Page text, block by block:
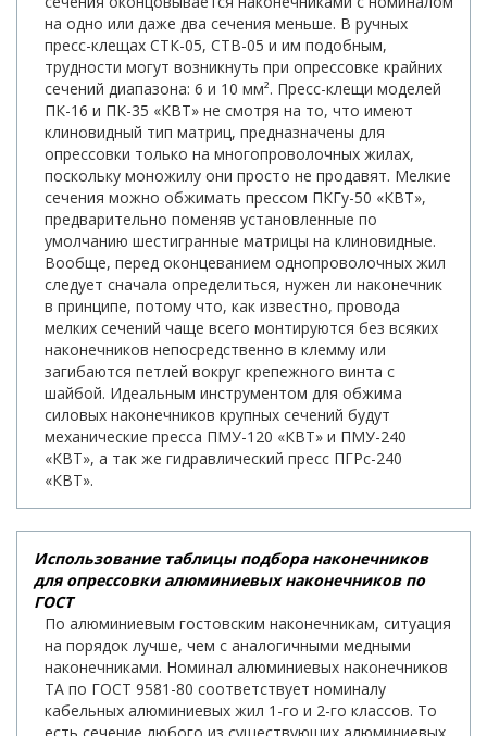
на одно или даже два сечения меньше. В ручных
пресс-клещах СТК-05, СТВ-05 и им подобным,
трудности могут возникнуть при опрессовке крайних
сечений диапазона: 6 и 10 мм². Пресс-клещи моделей
ПК-16 и ПК-35 «КВТ» не смотря на то, что имеют
клиновидный тип матриц, предназначены для
опрессовки только на многопроволочных жилах,
поскольку моножилу они просто не продавят. Мелкие
сечения можно обжимать прессом ПКГу-50 «КВТ»,
предварительно поменяв установленные по
умолчанию шестигранные матрицы на клиновидные.
Вообще, перед оконцеванием однопроволочных жил
следует сначала определиться, нужен ли наконечник
в принципе, потому что, как известно, провода
мелких сечений чаще всего монтируются без всяких
наконечников непосредственно в клемму или
загибаются петлей вокруг крепежного винта с
шайбой. Идеальным инструментом для обжима
силовых наконечников крупных сечений будут
механические пресса ПМУ-120 «КВТ» и ПМУ-240
«КВТ», а так же гидравлический пресс ПГРс-240
«КВТ».
Использование таблицы подбора наконечников
для опрессовки алюминиевых наконечников по
ГОСТ
По алюминиевым гостовским наконечникам, ситуация
на порядок лучше, чем с аналогичными медными
наконечниками. Номинал алюминиевых наконечников
ТА по ГОСТ 9581-80 соответствует номиналу
кабельных алюминиевых жил 1-го и 2-го классов. То